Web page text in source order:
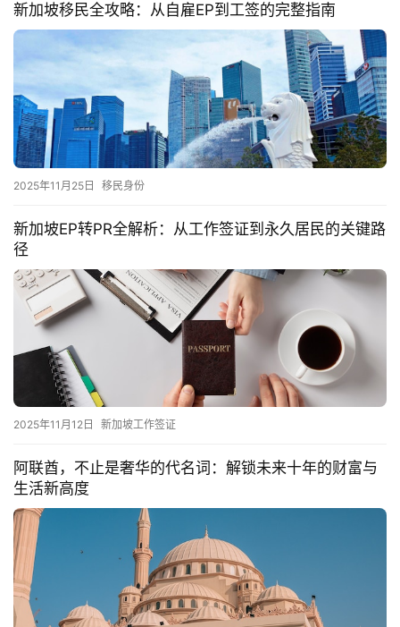
新加坡移民全攻略：从自雇EP到工签的完整指南
2025年11月25日 移民身份
新加坡EP转PR全解析：从工作签证到永久居民的关键路
径
2025年11月12日 新加坡工作签证
阿联酋，不止是奢华的代名词：解锁未来十年的财富与
生活新高度